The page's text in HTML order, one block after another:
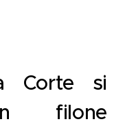
Corte si
filone